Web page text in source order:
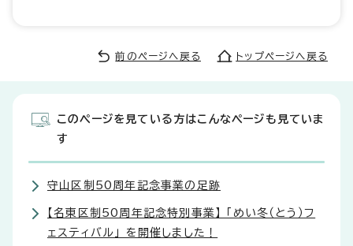
前のページへ戻る トップページへ戻る
このページを見ている方はこんなページも見ていま
す
守山区制50周年記念事業の足跡
【名東区制50周年記念特別事業】 「めい冬（とう）フ
ェスティバル」 を開催しました！